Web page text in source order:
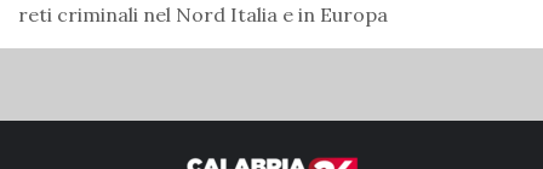
reti criminali nel Nord Italia e in Europa